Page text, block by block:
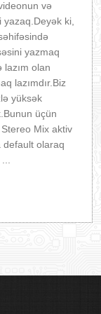
və
ki,
yazmaq
lazım olan
lazımdır.Biz
yüksək
üçün
Mix aktiv
default olaraq